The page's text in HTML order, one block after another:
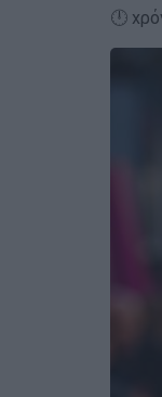
🕛